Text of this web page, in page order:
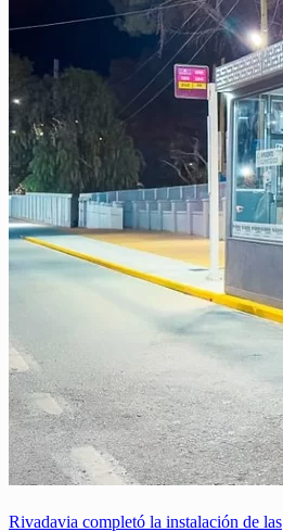
Rivadavia completó la instalación de las